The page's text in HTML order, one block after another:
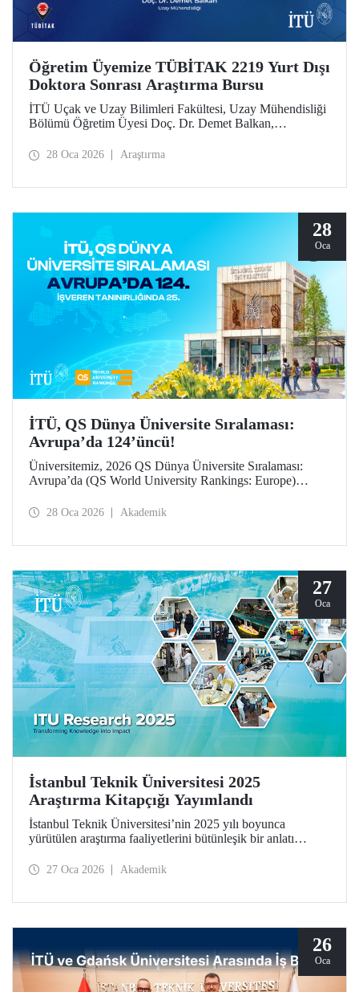
Öğretim Üyemize TÜBİTAK 2219 Yurt Dışı
Doktora Sonrası Araştırma Bursu
İTÜ Uçak ve Uzay Bilimleri Fakültesi, Uzay Mühendisliği
Bölümü Öğretim Üyesi Doç. Dr. Demet Balkan,
Programı’nın 2025 yılı 1’inci dönem çağrısı kapsamında
28 Oca 2026 Araştırma
28
Oca
İTÜ, QS Dünya Üniversite Sıralaması:
Avrupa’da 124’üncü!
Üniversitemiz, 2026 QS Dünya Üniversite Sıralaması:
Avrupa’da (QS World University Rankings: Europe)
25’inci sırada konumlanan İTÜ, “yurt dışına giden değişim
28 Oca 2026 Akademik
27
Oca
İstanbul Teknik Üniversitesi 2025
Araştırma Kitapçığı Yayımlandı
İstanbul Teknik Üniversitesi’nin 2025 yılı boyunca
yürütülen araştırma faaliyetlerini bütünleşik bir anlatı
2025 Araştırma Kitapçığı (ITU Research 2025)
sorumluluk anlayışıyla birlikte ele alıyor.
27 Oca 2026 Akademik
26
Oca